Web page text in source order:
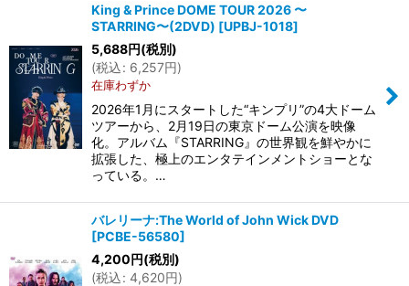
King & Prince DOME TOUR 2026 〜
STARRING〜(2DVD) [UPBJ-1018]
5,688円(税別)
(税込: 6,257円)
在庫わずか
2026年1月にスタートした“キンプリ”の4大ドーム
ツアーから、2月19日の東京ドーム公演を映像
化。アルバム『STARRING』の世界観を鮮やかに
拡張した、極上のエンタテインメントショーとな
っている。…
バレリーナ:The World of John Wick DVD
[PCBE-56580]
4,200円(税別)
(税込: 4,620円)